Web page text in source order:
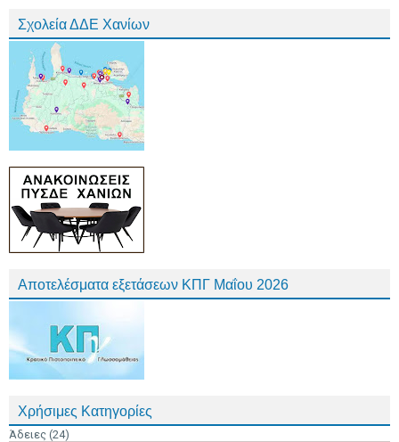
Σχολεία ΔΔΕ Χανίων
Αποτελέσματα εξετάσεων ΚΠΓ Μαΐου 2026
Χρήσιμες Κατηγορίες
Άδειες (24)